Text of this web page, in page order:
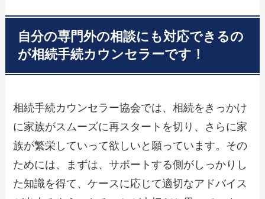
自分の専門外の相談にも対応できるの
が相続手続カウンセラーです！
相続手続カウンセラー協会では、相続をきっかけ
に家族がスムーズに再スタートを切り、さらに家
族が繁栄していって欲しいと願っています。その
ためには、まずは、サポートする側がしっかりし
た知識を得て、ケースに応じて適切なアドバイス